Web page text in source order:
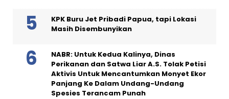
KPK Buru Jet Pribadi Papua, tapi Lokasi
Masih Disembunyikan
NABR: Untuk Kedua Kalinya, Dinas
Perikanan dan Satwa Liar A.S. Tolak Petisi
Aktivis Untuk Mencantumkan Monyet Ekor
Panjang Ke Dalam Undang-Undang
Spesies Terancam Punah